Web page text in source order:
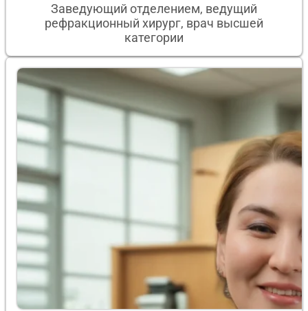
Заведующий отделением, ведущий
рефракционный хирург, врач высшей
категории